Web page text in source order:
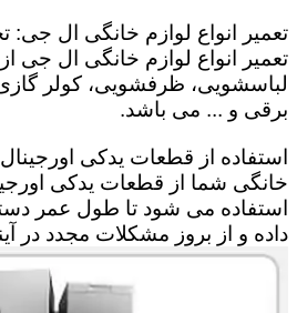
تعمیر انواع لوازم خانگی ال جی:
تعمیر انواع لوازم خانگی ال جی
لباسشویی، ظرفشویی، کولر
برقی و ... می باشد.
استفاده از قطعات یدکی
خانگی شما از قطعات یدکی
استفاده می شود تا طول عمر
داده و از بروز مشکلات مجدد در